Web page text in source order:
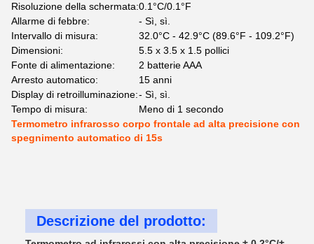
Risoluzione della schermata:0.1°C/0.1°F
Allarme di febbre:
- Sì, sì.
Intervallo di misura:
32.0°C - 42.9°C (89.6°F - 109.2°F)
Dimensioni:
5.5 x 3.5 x 1.5 pollici
Fonte di alimentazione:
2 batterie AAA
Arresto automatico:
15 anni
Display di retroilluminazione:- Sì, sì.
Tempo di misura:
Meno di 1 secondo
Termometro infrarosso corpo frontale ad alta precisione con
spegnimento automatico di 15s
Descrizione del prodotto: